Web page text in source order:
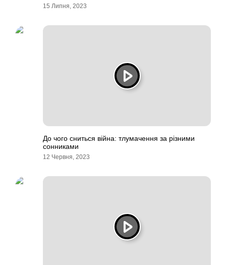
15 Липня, 2023
До чого сниться війна: тлумачення за різними
сонниками
12 Червня, 2023